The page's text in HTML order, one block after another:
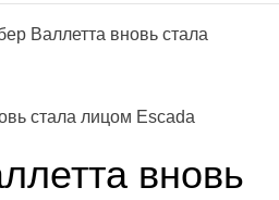
Валлетта вновь стала
вновь